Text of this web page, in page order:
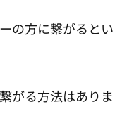
の方に繋がるとい
がる方法はありま